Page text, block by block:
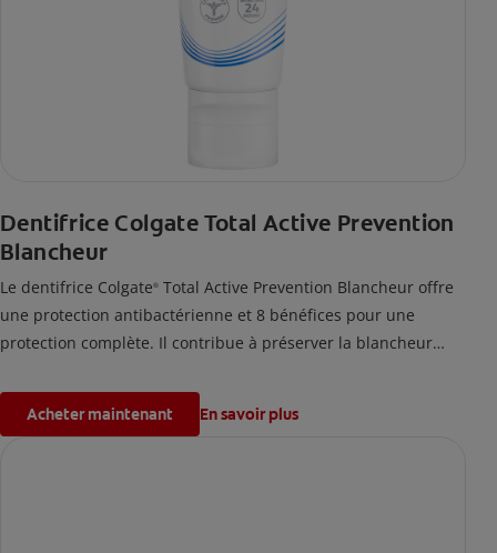
Dentifrice Colgate Total Active Prevention
Blancheur
Le dentifrice Colgate® Total Active Prevention Blancheur offre
une protection antibactérienne et 8 bénéfices pour une
protection complète. Il contribue à préserver la blancheur
taches de surface.
Acheter maintenant En savoir plus